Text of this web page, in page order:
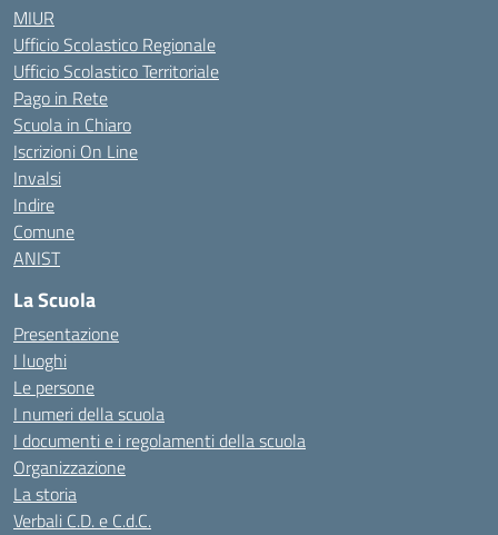
MIUR
Ufficio Scolastico Regionale
Ufficio Scolastico Territoriale
Pago in Rete
Scuola in Chiaro
Iscrizioni On Line
Invalsi
Indire
Comune
ANIST
La Scuola
Presentazione
I luoghi
Le persone
I numeri della scuola
I documenti e i regolamenti della scuola
Organizzazione
La storia
Verbali C.D. e C.d.C.